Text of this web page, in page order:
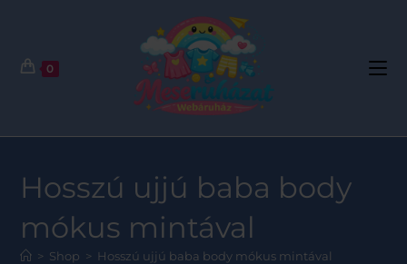
0
Hosszú ujjú baba body
mókus mintával
> Shop > Hosszú ujjú baba body mókus mintával